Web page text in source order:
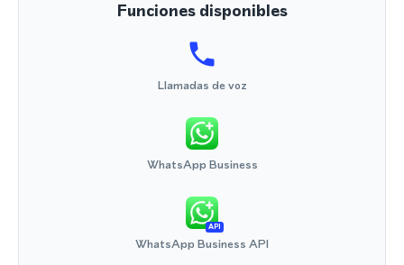
Funciones disponibles
Llamadas de voz
WhatsApp Business
API
WhatsApp Business API